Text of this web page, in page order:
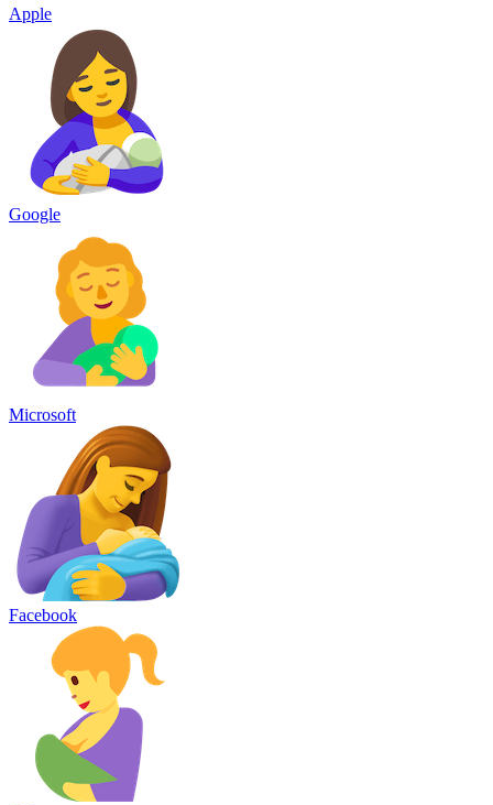
Apple
Google
Microsoft
Facebook